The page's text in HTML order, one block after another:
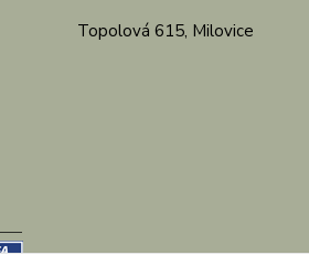
Topolová 615, Milovice